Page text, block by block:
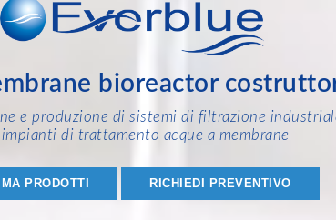
bioreactor
e produzione di sistemi di filtrazione
di trattamento acque a membrane
PRODOTTI RICHIEDI PREVENTIVO